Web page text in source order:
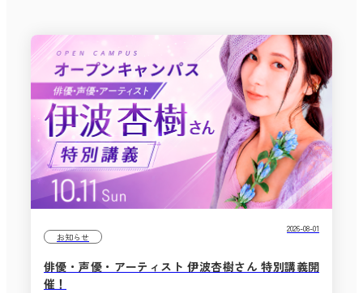
お知らせ
2026-08-01
俳優・声優・アーティスト 伊波杏樹さん 特別講義開
催！